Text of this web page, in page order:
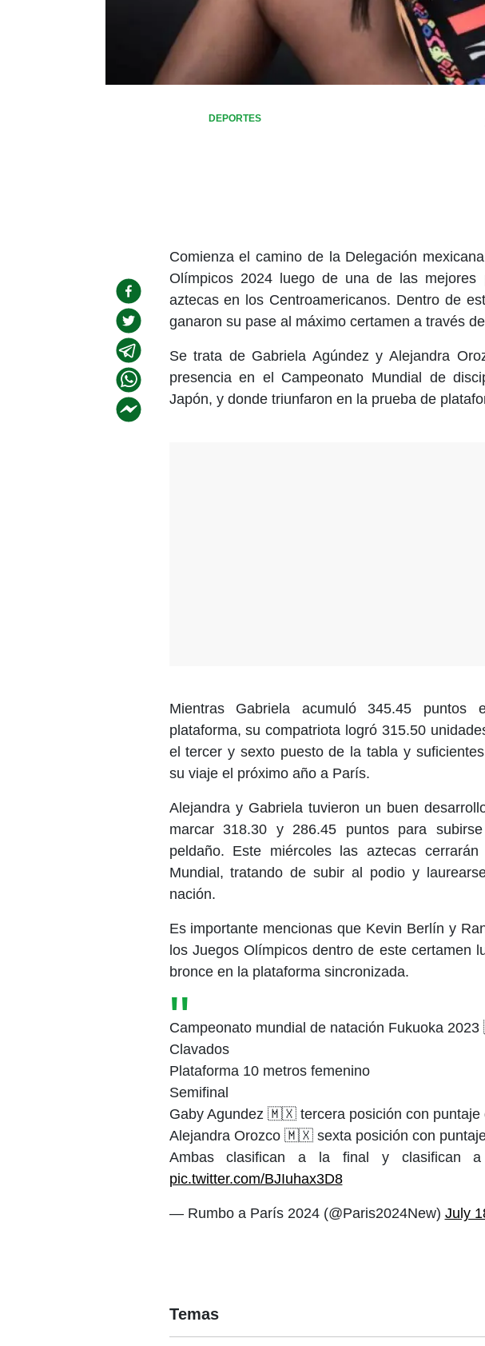
DEPORTES
Comienza el camino de la Delegación
Olímpicos 2024 luego de una de las mejores
aztecas en los Centroamericanos. Dentro de
ganaron su pase al máximo certamen a través
Se trata de Gabriela Agúndez y Alejandra
presencia en el Campeonato Mundial de
Japón, y donde triunfaron en la prueba de
Mientras Gabriela acumuló 345.45
plataforma, su compatriota logró 315.50
el tercer y sexto puesto de la tabla y
su viaje el próximo año a París.
Alejandra y Gabriela tuvieron un buen
marcar 318.30 y 286.45 puntos para
peldaño. Este miércoles las aztecas
Mundial, tratando de subir al podio y
nación.
Es importante mencionas que Kevin Berlín y
los Juegos Olímpicos dentro de este certamen
bronce en la plataforma sincronizada.
Campeonato mundial de natación Fukuoka
Clavados
Plataforma 10 metros femenino
Semifinal
Gaby Agundez 🇲🇽 tercera posición con puntaje
Alejandra Orozco 🇲🇽 sexta posición con
Ambas clasifican a la final y clasifican a
pic.twitter.com/BJIuhax3D8
— Rumbo a París 2024 (@Paris2024New) July
Temas